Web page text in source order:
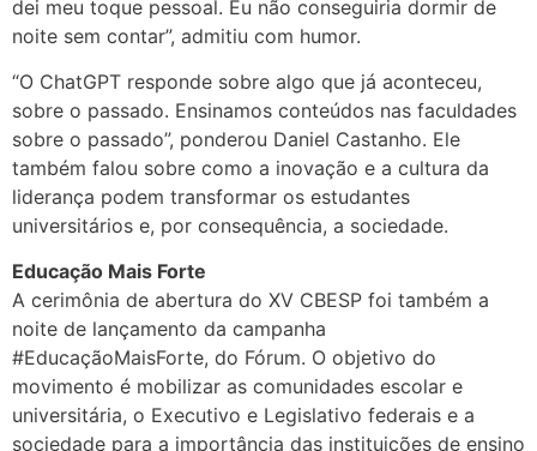
dei meu toque pessoal. Eu não conseguiria dormir de
noite sem contar”, admitiu com humor.
“O ChatGPT responde sobre algo que já aconteceu,
sobre o passado. Ensinamos conteúdos nas faculdades
sobre o passado”, ponderou Daniel Castanho. Ele
também falou sobre como a inovação e a cultura da
liderança podem transformar os estudantes
universitários e, por consequência, a sociedade.
Educação Mais Forte
A cerimônia de abertura do XV CBESP foi também a
noite de lançamento da campanha
#EducaçãoMaisForte, do Fórum. O objetivo do
movimento é mobilizar as comunidades escolar e
universitária, o Executivo e Legislativo federais e a
sociedade para a importância das instituições de ensino